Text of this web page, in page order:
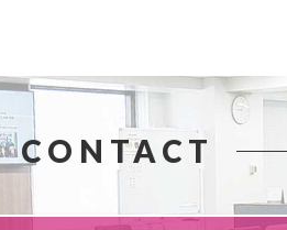
CONTACT